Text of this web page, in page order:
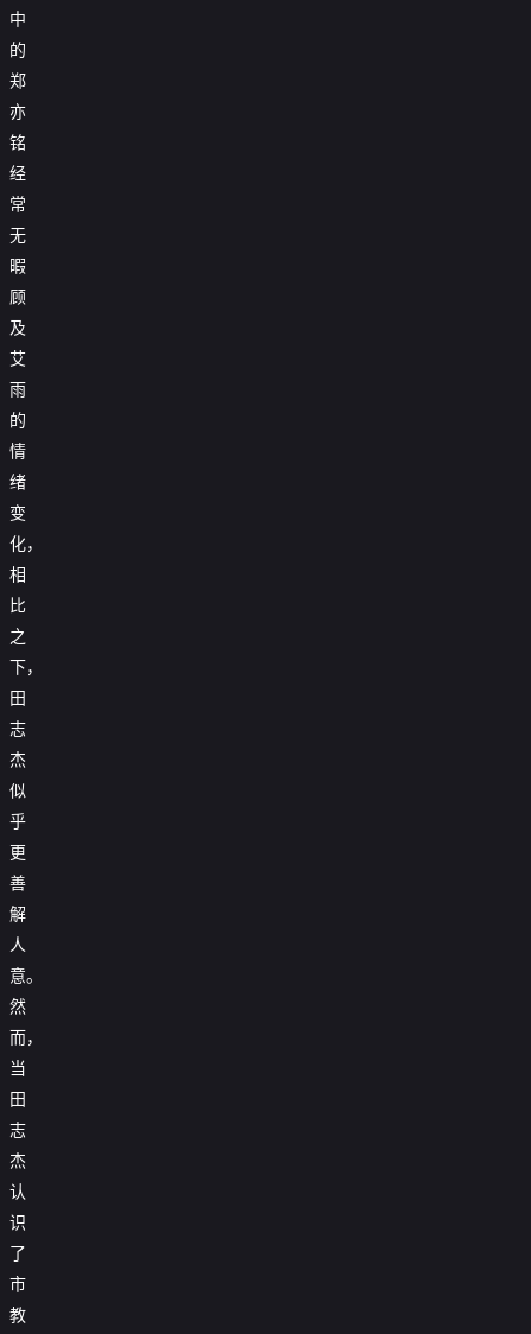
中
的
郑
亦
铭
经
常
无
暇
顾
及
艾
雨
的
情
绪
变
化，
相
比
之
下，
田
志
杰
似
乎
更
善
解
人
意。
然
而，
当
田
志
杰
认
识
了
市
教